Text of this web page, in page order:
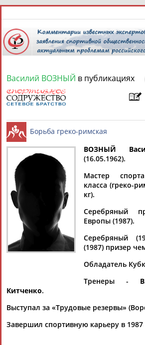
8 августа
СПОРТСМЕНЫ, ТРЕНЕРЫ И
Найдено: 1персона
Василий
ВОЗНЫЙ
Ваш запрос: "Василий ВОЗНЫЙ"
игре" расширяется с каждым годом
Возный. По его словам, в зимнее время
Василий ВОЗНЫЙ в публикациях
Борьба греко-римская
ВОЗНЫЙ
(16.05.1962).
Мастер
класса (греко-
кг).
Серебряный
Европы (1987).
Серебряный
(1987) призер
Обладатель
Тренеры -
Китченко.
Выступал за «Трудовые резервы»
Завершил спортивную карьеру в 1987